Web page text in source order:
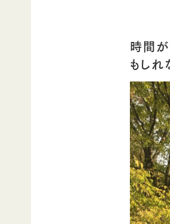
時間
もしれ